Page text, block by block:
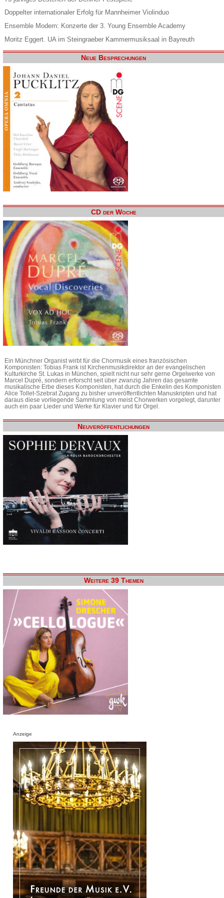
Doppelter internationaler Erfolg für Mannheimer Violinduo
Ensemble Modern: Konzerte der 3. Young Ensemble Academy
Moritz Eggert. UA im Steingraeber Kammermusiksaal in Bayreuth
Neue Besprechungen
CD der Woche
Ein Münchner Organist wirbt für die Chormusik eines französischen
Komponisten: Tobias Frank ist Kirchenmusikdirektor an der evangelischen
Kulturkirche St. Lukas in München, spielt nicht nur sehr gerne Orgelwerke von
Marcel Dupré, sondern erforscht seit über zwanzig Jahren das gesamte
musikalische Erbe dieses Komponisten, hat durch die Enkelin des Komponisten
Alice Tollet-Szebrat Zugang zu bisher unveröffentlichten Manuskripten und hat
daraus diese vorliegende Sammlung von meist Chorwerken vorgelegt, darunter
auch ein paar Lieder und Werke für Klavier und für Orgel.
Neuveröffentlichungen
Weitere 39 Themen
Anzeige